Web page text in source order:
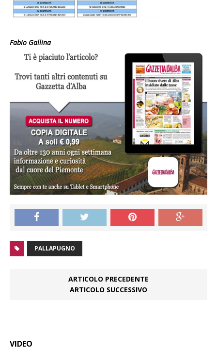
Fabio Gallina
PALLAPUGNO
ARTICOLO PRECEDENTE
ARTICOLO SUCCESSIVO
VIDEO